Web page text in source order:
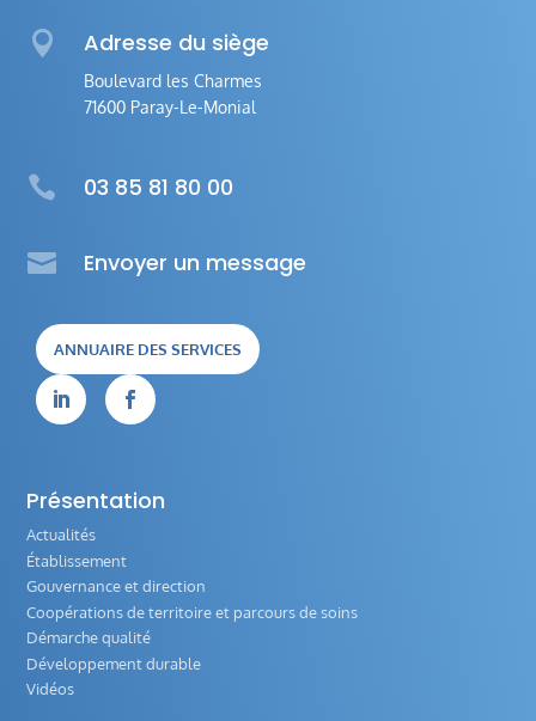
 Adresse du siège
Boulevard les Charmes
71600 Paray-Le-Monial
 03 85 81 80 00
 Envoyer un message
ANNUAIRE DES SERVICES
 
Présentation
Actualités
Établissement
Gouvernance et direction
Coopérations de territoire et parcours de soins
Démarche qualité
Développement durable
Vidéos